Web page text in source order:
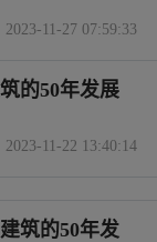
2023-11-27 07:59:33
的50年发展
2023-11-22 13:40:14
筑的50年发